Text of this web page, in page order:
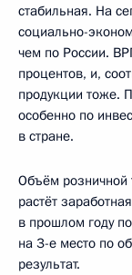
стабильная. На
социально-
чем по России.
процентов, и,
продукции тоже.
особенно по
в стране.
Объём розничной
растёт
в прошлом году
на 3-е место по
результат.